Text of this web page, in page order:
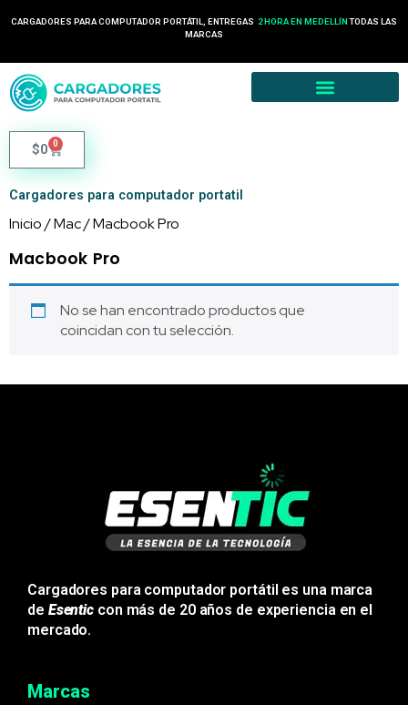
CARGADORES PARA COMPUTADOR PORTÁTIL, ENTREGAS 2 HORA EN MEDELLÍN TODAS LAS
MARCAS
$0 0
Cargadores para computador portatil
Inicio/Mac/ Macbook Pro
Macbook Pro
No se han encontrado productos que
coincidan con tu selección.
Cargadores para computador portátil es una marca
de Esentic con más de 20 años de experiencia en el
mercado.
Marcas